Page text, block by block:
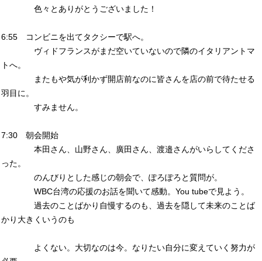
色々とありがとうございました！
6:55 コンビニを出てタクシーで駅へ。
ヴィドフランスがまだ空いていないので隣のイタリアントマ
トへ。
またもや気が利かず開店前なのに皆さんを店の前で待たせる
羽目に。
すみません。
7:30 朝会開始
本田さん、山野さん、廣田さん、渡邉さんがいらしてくださ
った。
のんびりとした感じの朝会で、ぽろぽろと質問が。
WBC台湾の応援のお話を聞いて感動。You tubeで見よう。
過去のことばかり自慢するのも、過去を隠して未来のことば
かり大きくいうのも
よくない。大切なのは今。なりたい自分に変えていく努力が